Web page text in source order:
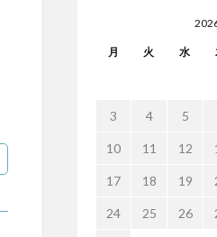
月 火 水
3 4 5
10 11 12
17 18 19
24 25 26